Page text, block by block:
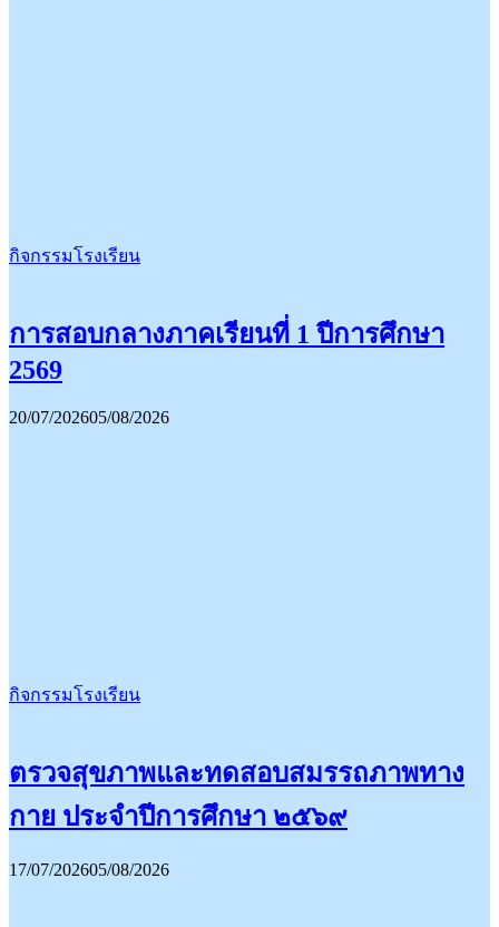
กิจกรรมโรงเรียน
การสอบกลางภาคเรียนที่ 1 ปีการศึกษา
2569
20/07/202605/08/2026
กิจกรรมโรงเรียน
ตรวจสุขภาพและทดสอบสมรรถภาพทาง
กาย ประจำปีการศึกษา ๒๕๖๙
17/07/202605/08/2026